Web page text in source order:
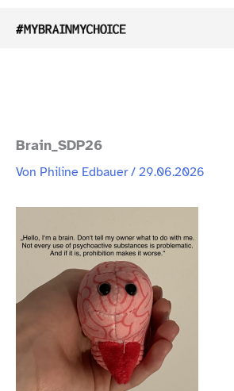
Inhalt
Brain_​SDP26
Von Philine Edbauer/29.06.2026